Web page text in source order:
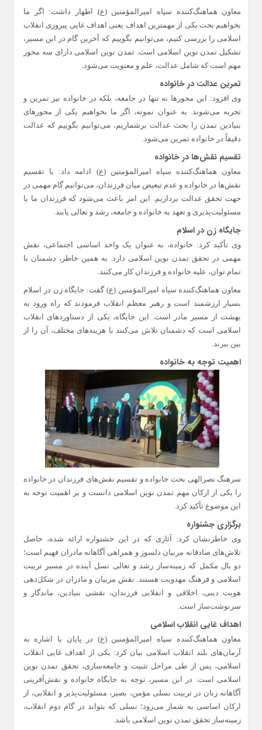
معاون هماهنگ‌کننده سپاه امیرالمؤمنین (ع) اظهار داشت: اگر ما
بخواهیم بحث یکی از مهمترین اهداف یعنی اهداف غایی پیروزی انقلاب
اسلامی را بررسی کنیم، می‌توانیم بگوییم که آخرین گام در این مسیر،
تشکیل تمدن نوین اسلامی است. تمدن نوین اسلامی دارای سه محور
مهم است که شامل عدالت، علم و معنویت می‌شود.
تمرین عدالت در خانواده
وی افزود: این محورها نه تنها در جامعه، بلکه در خانواده نیز تمرین و
تجربه می‌شوند. به عنوان نمونه، اگر ما بخواهیم یکی از محورهای
بنیادین تمدن را بحث عدالت برشماریم، می‌توانیم بگوییم که عدالت
دقیقاً در خانواده تمرین می‌شود.
تقسیم نقش‌ها در خانواده
معاون هماهنگ‌کننده سپاه امیرالمؤمنین (ع) ادامه داد: با تقسیم
نقش‌ها در خانواده و عدم تبعیض میان فرزندان، می‌توانیم گام مهمی در
جهت تحقق عدالت برداریم. این امر باعث می‌شود که فرزندان ما با
مسئولیت‌پذیری و تعهد به خانواده و جامعه، رشد و تعالی یابند.
جایگاه زن در اسلام
وی تأکید کرد: خانواده، به عنوان یک واحد اساسی اجتماعی، نقش
مهمی در تحقق تمدن نوین اسلامی دارد. به همین خاطر، دشمنان با
تمام توان، علیه خانواده و فرزندان کار می‌کنند.
معاون هماهنگ‌کننده سپاه امیرالمؤمنین (ع) گفت: جایگاه زن در اسلام
بسیار ارزشمند است و رهبر معظم انقلاب فرمودند که راه ورود به
بهشت از مسیر مادر است. این جایگاه، یکی از دستاوردهای انقلاب
اسلامی است که دشمنان تلاش می‌کنند با هزینه‌های مختلف، آن را از
بین ببرند.
اهمیت توجه به خانواده
سرهنگ نصرالهی بحث خانواده و تقسیم نقش‌های فرزندان در خانواده
را یکی از ارکان مهم تمدن نوین اسلامی دانست و بر اهمیت توجه به
این موضوع تأکید کرد.
برگزاری جشنواره
وی خاطرنشان کرد: آثاری که در این جشنواره ارائه شده، حاصل
تلاش‌های صادقانه مربیان دلسوز و همراهی آگاهانه مادران فهیم است؛
دو بال مکمل که زمینه‌ساز رشد و تعالی نسل آینده در مسیر تربیت
اسلامی و فرهنگ مهدویت هستند. نقش مربیان و مادران در شکل‌دهی
هویت دینی، اخلاقی و انقلابی فرزندان، نقشی بنیادین، ماندگار و
سرنوشت‌ساز است.
اهداف غایی انقلاب اسلامی
معاون هماهنگ‌کننده سپاه امیرالمؤمنین (ع) در پایان با اشاره به
آرمان‌های بلند انقلاب اسلامی بیان کرد: یکی از اهداف غایی انقلاب
اسلامی، پس از طی مراحل تثبیت و جامعه‌سازی، تحقق تمدن نوین
اسلامی است. در این مسیر، توجه به جایگاه خانواده و نقش‌آفرینی
آگاهانه زنان در تربیت نسلی مؤمن، بصیر، مسئولیت‌پذیر و انقلابی، از
ارکان اساسی به شمار می‌رود؛ نسلی که بتواند در گام دوم انقلاب،
زمینه‌ساز تحقق تمدن نوین اسلامی باشد.